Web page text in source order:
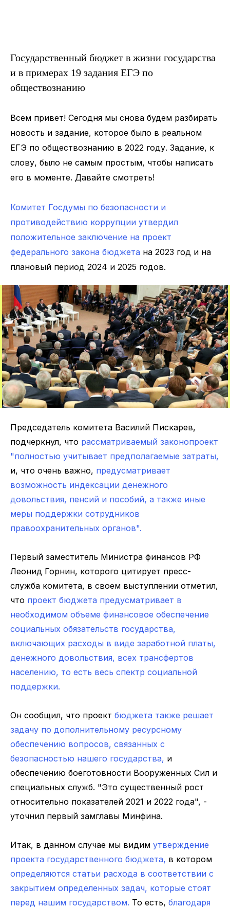
Государственный бюджет в жизни государства
и в примерах 19 задания ЕГЭ по
обществознанию
Всем привет! Сегодня мы снова будем разбирать
новость и задание, которое было в реальном
ЕГЭ по обществознанию в 2022 году. Задание, к
слову, было не самым простым, чтобы написать
его в моменте. Давайте смотреть!
Комитет Госдумы по безопасности и
противодействию коррупции утвердил
положительное заключение на проект
федерального закона бюджета на 2023 год и на
плановый период 2024 и 2025 годов.
Председатель комитета Василий Пискарев,
подчеркнул, что рассматриваемый законопроект
"полностью учитывает предполагаемые затраты,
и, что очень важно, предусматривает
возможность индексации денежного
довольствия, пенсий и пособий, а также иные
меры поддержки сотрудников
правоохранительных органов".
Первый заместитель Министра финансов РФ
Леонид Горнин, которого цитирует пресс-
служба комитета, в своем выступлении отметил,
что проект бюджета предусматривает в
необходимом объеме финансовое обеспечение
социальных обязательств государства,
включающих расходы в виде заработной платы,
денежного довольствия, всех трансфертов
населению, то есть весь спектр социальной
поддержки.
Он сообщил, что проект бюджета также решает
задачу по дополнительному ресурсному
обеспечению вопросов, связанных с
безопасностью нашего государства, и
обеспечению боеготовности Вооруженных Сил и
специальных служб. "Это существенный рост
относительно показателей 2021 и 2022 года", -
уточнил первый замглавы Минфина.
Итак, в данном случае мы видим утверждение
проекта государственного бюджета, в котором
определяются статьи расхода в соответствии с
закрытием определенных задач, которые стоят
перед нашим государством. То есть, благодаря